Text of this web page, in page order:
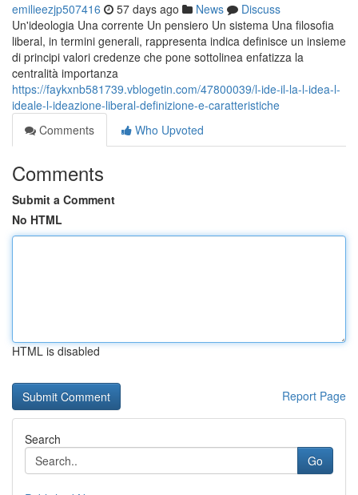
emilieezjp507416 57 days ago News
Discuss
Un'ideologia Una corrente Un pensiero Un sistema Una filosofia
liberal, in termini generali, rappresenta indica definisce un insieme
di principi valori credenze che pone sottolinea enfatizza la
centralità importanza
https://faykxnb581739.vblogetin.com/47800039/l-ide-il-la-l-idea-l-
ideale-l-ideazione-liberal-definizione-e-caratteristiche
Comments
Who Upvoted
Comments
Submit a Comment
No HTML
HTML is disabled
Report Page
Search
Go